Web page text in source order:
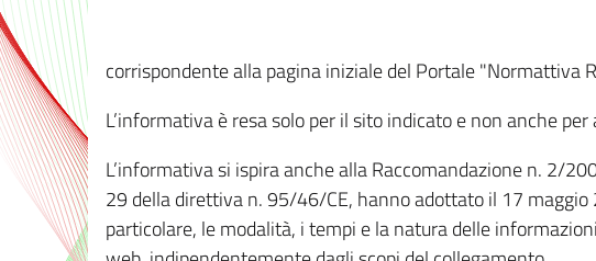
corrispondente alla pagina iniziale del Portale "Normattiva
L’informativa è resa solo per il sito indicato e non anche
L’informativa si ispira anche alla Raccomandazione n. 2/
29 della direttiva n. 95/46/CE, hanno adottato il 17
particolare, le modalità, i tempi e la natura delle